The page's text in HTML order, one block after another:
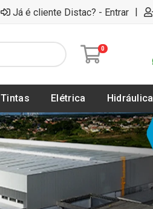
Já é cliente Distac? - Entrar |
0
Tintas Elétrica Hidráulica